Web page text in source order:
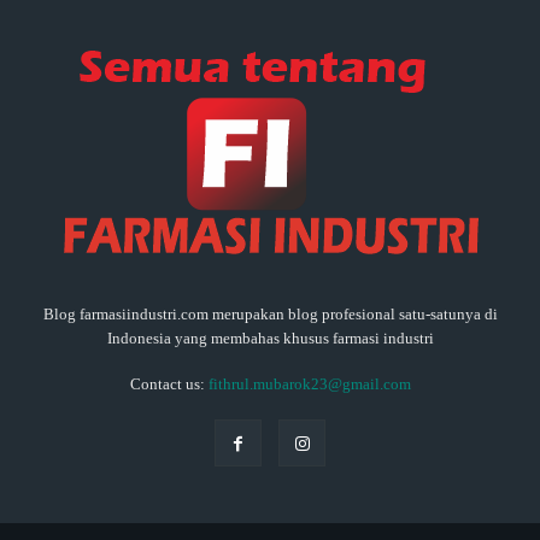
Blog farmasiindustri.com merupakan blog profesional satu-satunya di
Indonesia yang membahas khusus farmasi industri
Contact us: fithrul.mubarok23@gmail.com